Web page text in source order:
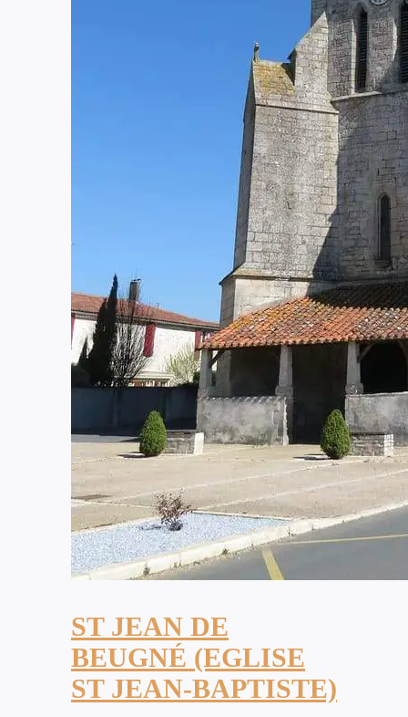
ST JEAN DE
BEUGNÉ (EGLISE
ST JEAN-BAPTISTE)